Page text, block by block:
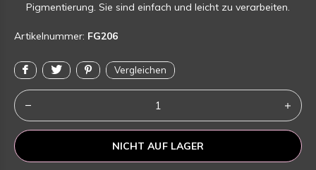
Pigmentierung. Sie sind einfach und leicht zu verarbeiten.
Artikelnummer: FG206
Vergleichen
NICHT AUF LAGER